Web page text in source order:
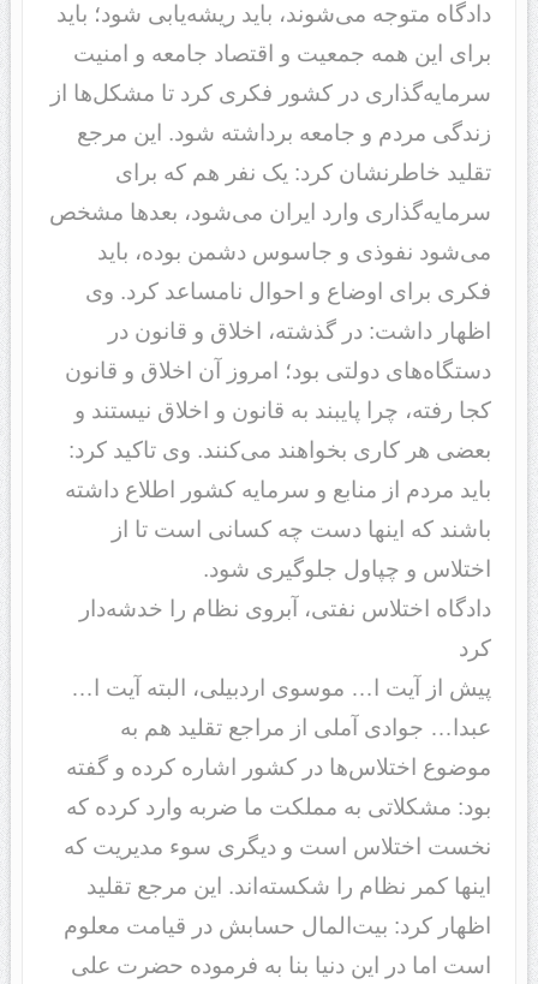
دادگاه متوجه می‌شوند، باید ریشه‌یابی شود؛ باید
برای این همه جمعیت و اقتصاد جامعه و امنیت
سرمایه‌گذاری در کشور فکری کرد تا مشکل‌ها از
زندگی مردم و جامعه برداشته شود. این مرجع
تقلید خاطرنشان کرد: یک نفر هم که برای
سرمایه‌گذاری وارد ایران می‌شود، بعدها مشخص
می‌شود نفوذی و جاسوس دشمن بوده، باید
فکری برای اوضاع و احوال نامساعد کرد. وی
اظهار داشت: در گذشته، اخلاق و قانون در
دستگاه‌های دولتی بود؛ امروز آن اخلاق و قانون
کجا رفته، چرا پایبند به قانون و اخلاق نیستند و
بعضی هر کاری بخواهند می‌کنند. وی تاکید کرد:
باید مردم از منابع و سرمایه کشور اطلاع داشته
باشند که اینها دست چه کسانی است تا از
اختلاس و چپاول جلوگیری شود.
دادگاه اختلاس نفتی، آبروی نظام را خدشه‌دار
کرد
پیش از آیت ا… موسوی اردبیلی، البته آیت ا…
عبدا… جوادی آملی از مراجع تقلید هم به
موضوع اختلاس‌ها در کشور اشاره کرده و گفته
بود: مشکلاتی به مملکت ما ضربه وارد کرده که
نخست اختلاس است و دیگری سوء مدیریت که
اینها کمر نظام را شکسته‌اند. این مرجع تقلید
اظهار کرد: بیت‌المال حسابش در قیامت معلوم
است اما در این دنیا بنا به فرموده حضرت علی